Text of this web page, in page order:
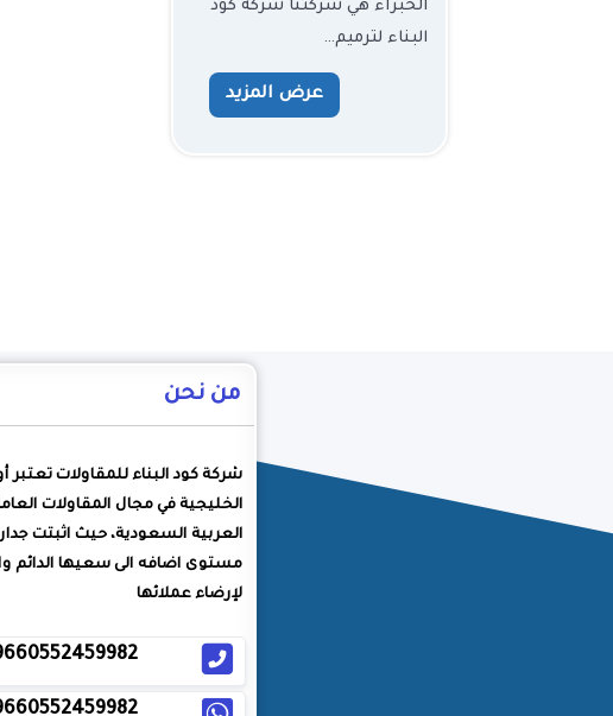
الخبراء هي شركتنا شركة كود
البناء لترميم…
عرض المزيد
من نحن
شركة كود البناء للمقاولات تعتبر
الخليجية في مجال المقاولات
العربية السعودية، حيث اثبتت
مستوى اضافه الى سعيها الدائم
لإرضاء عملائها